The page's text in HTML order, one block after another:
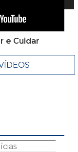
e Cuidar